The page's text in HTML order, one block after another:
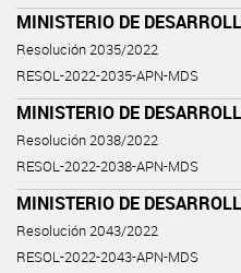
MINISTERIO DE
Resolución 2035/2022
RESOL-2022-2035-APN-MDS
MINISTERIO DE
Resolución 2038/2022
RESOL-2022-2038-APN-MDS
MINISTERIO DE
Resolución 2043/2022
RESOL-2022-2043-APN-MDS